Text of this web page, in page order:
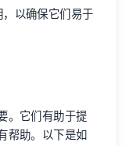
以确保它们易于
。它们有助于提
帮助。以下是如